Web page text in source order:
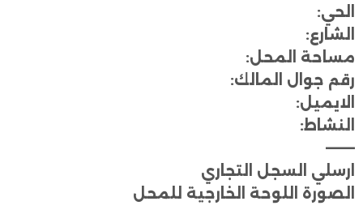
الحي:
الشارع:
مساحة المحل:
رقم جوال المالك:
الايميل:
النشاط:
———
ارسلي السجل التجاري
الصورة اللوحة الخارجية للمحل